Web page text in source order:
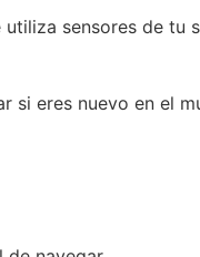
sensores de tu
si eres nuevo en el